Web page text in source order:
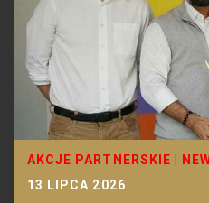
AKCJE PARTNERSKIE
13 LIPCA 2026